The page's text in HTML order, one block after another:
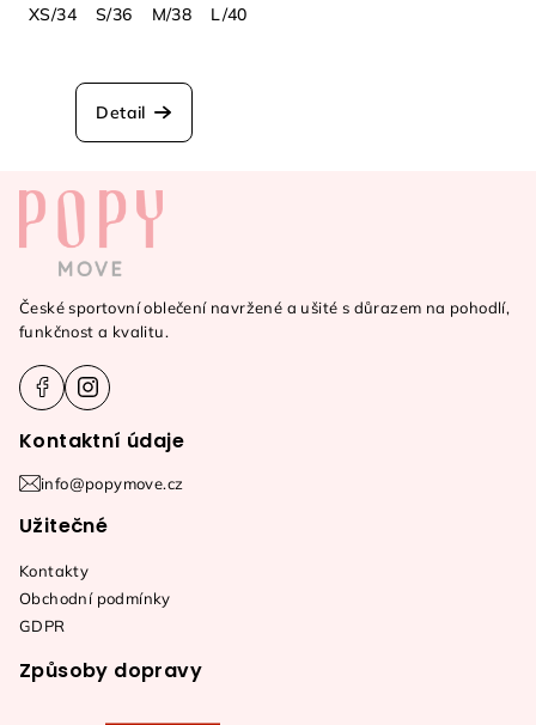
XS/34
S/36 M/38 L/40
Detail
České sportovní oblečení navržené a ušité s důrazem na pohodlí,
funkčnost a kvalitu.
Kontaktní údaje
info@popymove.cz
Užitečné
Kontakty
Obchodní podmínky
GDPR
Způsoby dopravy